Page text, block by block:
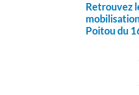
Retrouvez
Poitou du